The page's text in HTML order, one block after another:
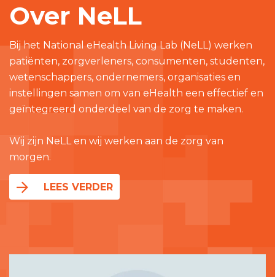
Over NeLL
Bij het National eHealth Living Lab (NeLL) werken
patiënten, zorgverleners, consumenten, studenten,
wetenschappers, ondernemers, organisaties en
instellingen samen om van eHealth een effectief en
geïntegreerd onderdeel van de zorg te maken.
Wij zijn NeLL en wij werken aan de zorg van
morgen.
LEES VERDER